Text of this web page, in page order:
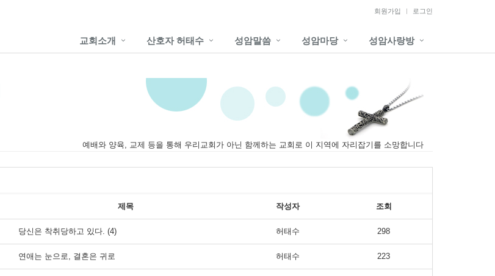
회원가입 로그인
교회소개 산호자 허태수 성암말씀 성암마당 성암사랑방
예배와 양육, 교제 등을 통해 우리교회가 아닌 함께하는 교회로 이 지역에 자리잡기를 소망합니다
제목 작성자 조회
당신은 착취당하고 있다. (4) 허태수 298
연애는 눈으로, 결혼은 귀로 허태수 223